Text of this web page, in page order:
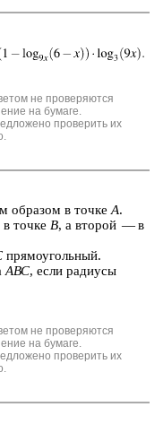
не проверяются
на бумаге.
проверить их
об­ра­зом в точке А.
точке В, а вто­рой — в
пря­мо­уголь­ный.
АВС, если ра­ди­у­сы
не проверяются
на бумаге.
проверить их